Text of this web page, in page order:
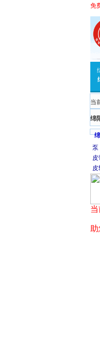
免
当
绵
泵
皮
皮